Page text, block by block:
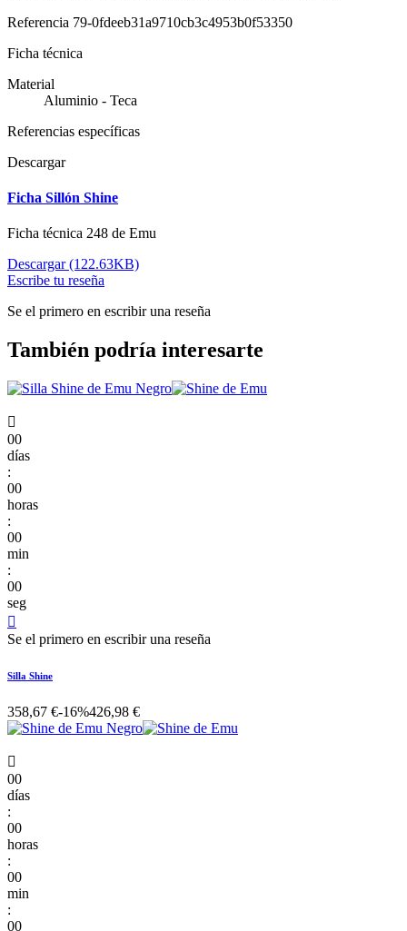
Referencia 79-0fdeeb31a9710cb3c4953b0f53350
Ficha técnica
Material
Aluminio - Teca
Referencias específicas
Descargar
Ficha Sillón Shine
Ficha técnica 248 de Emu
Descargar (122.63KB)
Escribe tu reseña
Se el primero en escribir una reseña
También podría interesarte

00
días
:
00
horas
:
00
min
:
00
seg

Se el primero en escribir una reseña
Silla Shine
358,67 €-16%426,98 €

00
días
:
00
horas
:
00
min
:
00